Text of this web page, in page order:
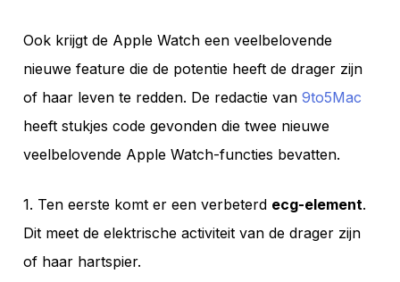
Ook krijgt de Apple Watch een veelbelovende
nieuwe feature die de potentie heeft de drager zijn
of haar leven te redden. De redactie van 9to5Mac
heeft stukjes code gevonden die twee nieuwe
veelbelovende Apple Watch-functies bevatten.
1. Ten eerste komt er een verbeterd ecg-element.
Dit meet de elektrische activiteit van de drager zijn
of haar hartspier.